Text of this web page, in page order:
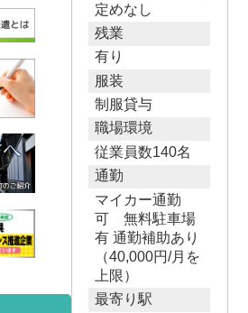
定めなし
残業
有り
服装
制服貸与
職場環境
従業員数140名
通勤
マイカー通勤
可 無料駐車場
有 通勤補助あり
（40,000円/月を
上限）
最寄り駅